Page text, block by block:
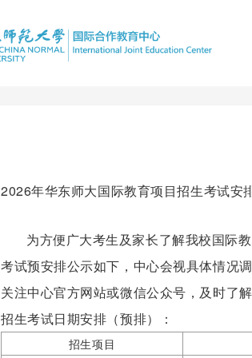
2026年华东师大国际教育项目招生考试安
为方便广大考生及家长了解我校国际
考试预安排公示如下， 中心会视具体情况
关注中心官方网站或微信公众号，及时了解
招生考试日期安排（预排）
：
招生项目